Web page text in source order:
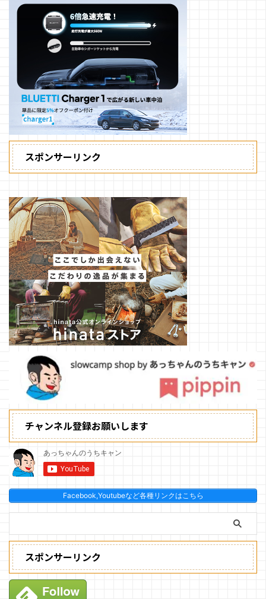
スポンサーリンク
チャンネル登録お願いします
Facebook,Youtubeなど各種リンクはこちら
スポンサーリンク